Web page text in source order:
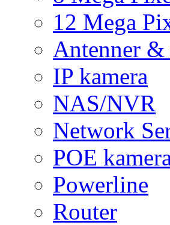
12 Mega
Antenner &
IP kamera
NAS/NVR
Network
POE kamera
Powerline
Router